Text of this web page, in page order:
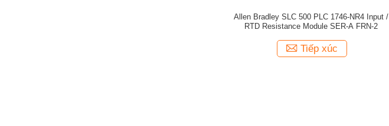
Allen Bradley SLC 500 PLC 1746-NR4 Input /
RTD Resistance Module SER-A FRN-2
Tiếp xúc